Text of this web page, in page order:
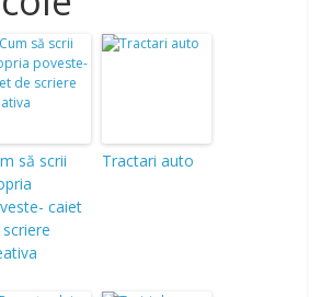
să scrii
caiet
Tractari auto